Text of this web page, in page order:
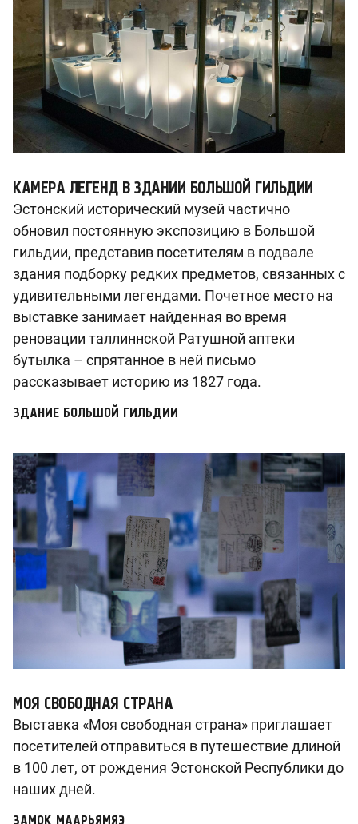
КАМЕРА ЛЕГЕНД В ЗДАНИИ БОЛЬШОЙ ГИЛЬДИИ
Эстонский исторический музей частично
обновил постоянную экспозицию в Большой
гильдии, представив посетителям в подвале
здания подборку редких предметов, связанных с
удивительными легендами. Почетное место на
выставке занимает найденная во время
реновации таллиннской Ратушной аптеки
бутылка – спрятанное в ней письмо
рассказывает историю из 1827 года.
ЗДАНИЕ БОЛЬШОЙ ГИЛЬДИИ
МОЯ СВОБОДНАЯ СТРАНА
Выставка «Моя свободная страна» приглашает
посетителей отправиться в путешествие длиной
в 100 лет, от рождения Эстонской Республики до
наших дней.
ЗАМОК МААРЬЯМЯЭ